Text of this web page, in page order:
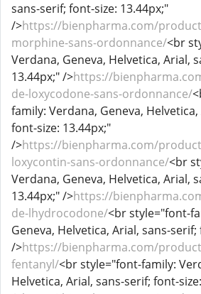
sans-serif; font-size: 13.44px;"
/>https://bienpharma.com/
morphine-sans-ordonnance/<br
Verdana, Geneva, Helvetica, Arial,
13.44px;" />https://
de-loxycodone-sans-ordonnance/
family: Verdana, Geneva,
font-size: 13.44px;"
/>https://bienpharma.com/
loxycontin-sans-ordonnance/<br
Verdana, Geneva, Helvetica, Arial,
13.44px;" />https://
de-lhydrocodone/<br style="font-
Geneva, Helvetica, Arial, sans-
/>https://bienpharma.com/
fentanyl/<br style="font-family:
Helvetica, Arial, sans-serif; font-